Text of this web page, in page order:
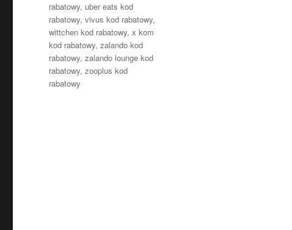
rabatowy, uber eats kod
rabatowy,vivus kod rabatowy,
wittchen kod rabatowy,x kom
kod rabatowy,zalando kod
rabatowy,zalando lounge kod
rabatowy,zooplus kod
rabatowy